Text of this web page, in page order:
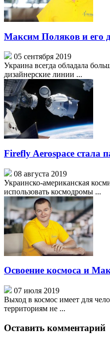
Максим Поляков и его
05 сентября 2019
Украина всегда обладала
дизайнерские линии ...
Firefly Aerospace стала
08 августа 2019
Украинско-американская
использовать космодромы ...
Освоение космоса и
07 июля 2019
Выход в космос имеет для
территориям не ...
Оставить комментарий